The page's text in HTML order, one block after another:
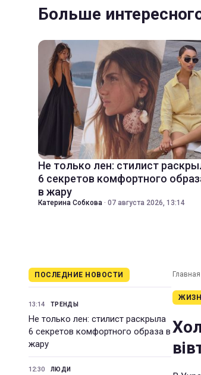
Больше
Не только лен: стилист
6 секретов комфортного
в жару
Катерина Собкова · 07 августа 2026, 13:14
ПОСЛЕДНИЕ НОВОСТИ
13:14 ТРЕНДЫ
Не только лен: стилист раскрыла
6 секретов комфортного образа в
жару
12:30 ЛЮДИ
Главная